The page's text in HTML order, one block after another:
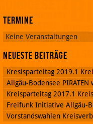
Termine
Keine Veranstaltungen
Neueste Beiträge
Kresisparteitag 2019.1
Allgäu-Bodensee PIRATEN
Kreisparteitag 2017.1
Freifunk Initiative Allgäu-
Vorstandswahlen